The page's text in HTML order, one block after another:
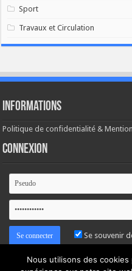
Sport
Travaux et Circulation
Informations
Politique de confidentialité &
Connexion
Se souvenir
Mot de passe oublié ?
Nous utilisons des